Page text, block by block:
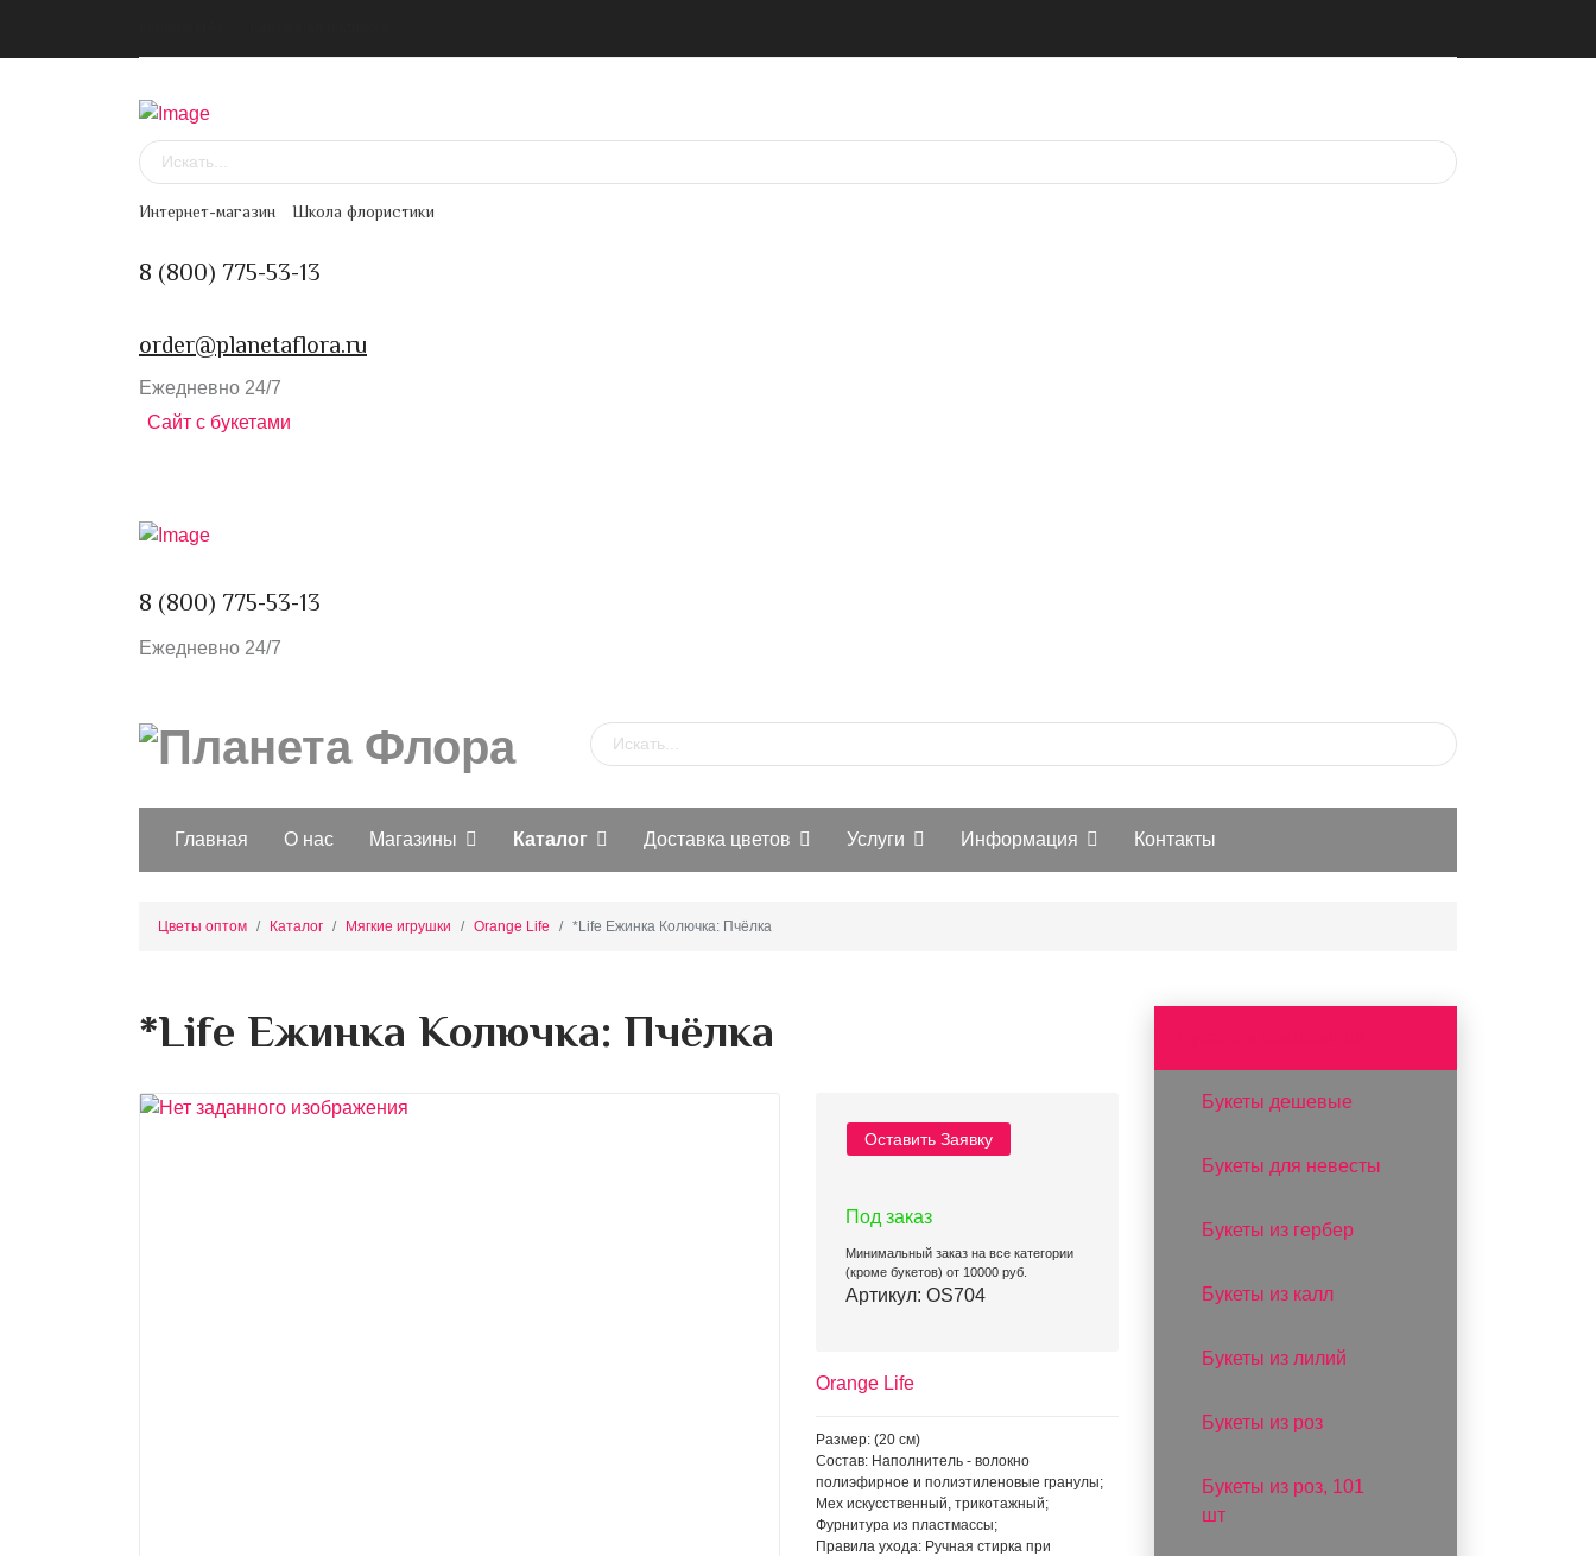
Интернет-магазин Школа флористики
8 (800) 775-53-13
order@planetaflora.ru
Ежедневно 24/7
Сайт с букетами
8 (800) 775-53-13
Ежедневно 24/7
Главная О нас Магазины Каталог Доставка цветов Услуги Информация Контакты
Цветы оптом Каталог Мягкие игрушки Orange Life *Life Ежинка Колючка: Пчёлка
*Life Ежинка Колючка: Пчёлка
Оставить Заявку
Под заказ
Минимальный заказ на все категории
(кроме букетов) от 10000 руб.
Артикул: OS704
Orange Life
Размер: (20 см)
Состав: Наполнитель - волокно
полиэфирное и полиэтиленовые гранулы;
Мех искусственный, трикотажный;
Фурнитура из пластмассы;
Правила ухода: Ручная стирка при
Букеты дешевые
Букеты для невесты
Букеты из гербер
Букеты из калл
Букеты из лилий
Букеты из роз
Букеты из роз, 101
шт